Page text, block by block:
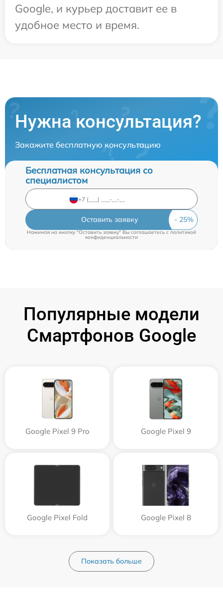
Google, и курьер доставит ее в
удобное место и время.
Нужна консультация?
Закажите бесплатную консультацию
Бесплатная консультация со
специалистом
Оставить заявку
Нажимая на кнопку "Оставить заявку" Вы соглашаетесь c политикой
конфиденциальности
Популярные модели
Смартфонов Google
Google Pixel 9 Pro Google Pixel 9
Google Pixel Fold Google Pixel 8
Показать больше